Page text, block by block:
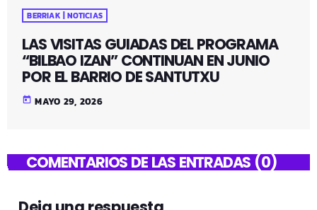
BERRIAK | NOTICIAS
LAS VISITAS GUIADAS DEL PROGRAMA
“BILBAO IZAN” CONTINUAN EN JUNIO
POR EL BARRIO DE SANTUTXU
today MAYO 29, 2026
COMENTARIOS DE LAS ENTRADAS (0)